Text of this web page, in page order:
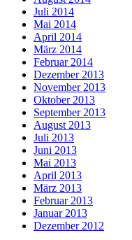
Juli 2014
Mai 2014
April 2014
März 2014
Februar 2014
Dezember 2013
November 2013
Oktober 2013
September 2013
August 2013
Juli 2013
Juni 2013
Mai 2013
April 2013
März 2013
Februar 2013
Januar 2013
Dezember 2012